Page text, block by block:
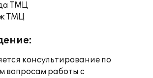
ТМЦ
ТМЦ
консультирование по
вопросам работы с